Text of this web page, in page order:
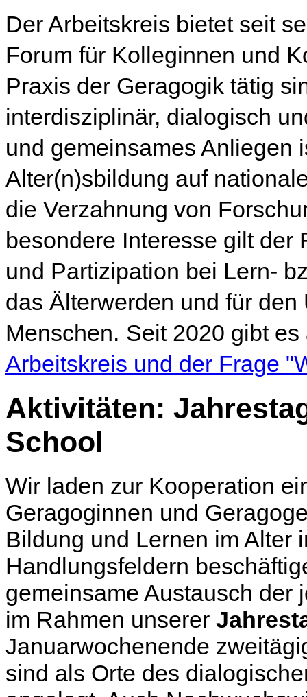
Der Arbeitskreis bietet seit
Forum für Kolleginnen und
Praxis der Geragogik tätig
interdisziplinär, dialogisch
und gemeinsames Anliegen
Alter(n)sbildung auf
die Verzahnung von
besondere Interesse gilt
und Partizipation bei Lern-
das Älterwerden und für
Menschen. Seit 2020 gibt
Arbeitskreis und der Frage
Aktivitäten:
School
Wir laden zur Kooperation
Geragoginnen und
Bildung und Lernen im Alter
Handlungsfeldern
gemeinsame Austausch der
im Rahmen unserer
Januarwochenende
sind als Orte des